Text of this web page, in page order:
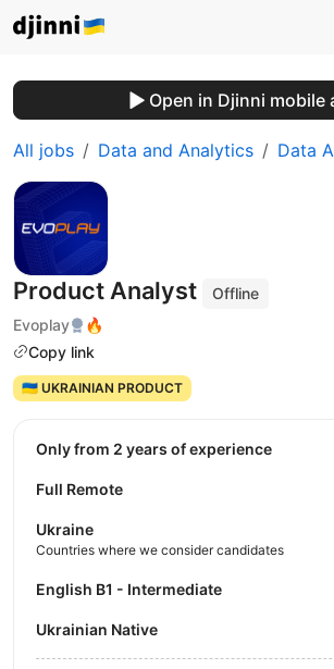
Open in Djinni mobile
All jobs Data and Analytics Data
Product Analyst
Offline
Evoplay
🔥
Copy link
🇺🇦 UKRAINIAN PRODUCT
Only from 2 years of experience
Full Remote
Ukraine
Countries where we consider candidates
English B1 - Intermediate
Ukrainian Native